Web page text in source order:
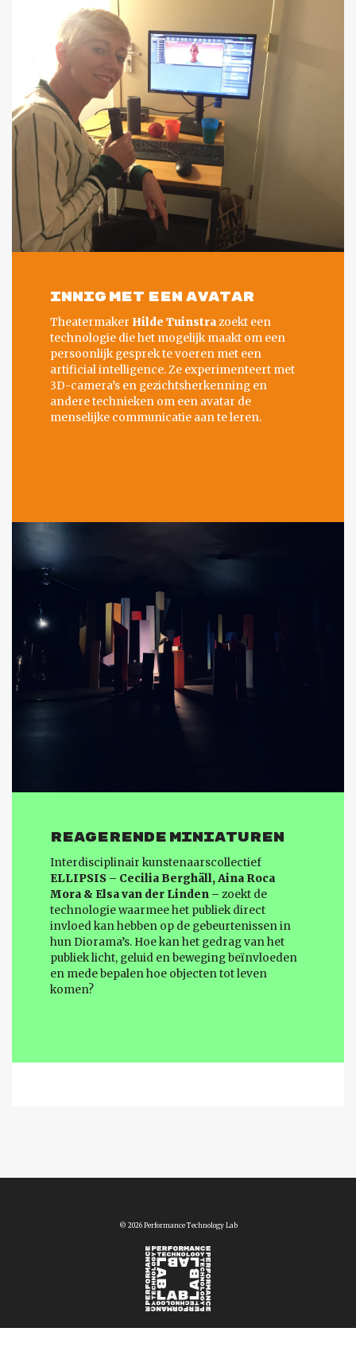
INNIG MET EEN AVATAR
Theatermaker Hilde Tuinstrazoekt een
technologie die het mogelijk maakt om een
persoonlijk gesprek te voeren met een
artificial intelligence. Ze experimenteert met
3D-camera’s en gezichtsherkenning en
andere technieken om een avatar de
menselijke communicatie aan te leren.
REAGERENDE MINIATUREN
Interdisciplinair kunstenaarscollectief
ELLIPSIS – Cecilia Berghäll, Aina Roca
Mora & Elsa van der Linden – zoekt de
technologie waarmee het publiek direct
invloed kan hebben op de gebeurtenissen in
hun Diorama’s. Hoe kan het gedrag van het
publiek licht, geluid en beweging beïnvloeden
en mede bepalen hoe objecten tot leven
komen?
© 2026 Performance Technology Lab